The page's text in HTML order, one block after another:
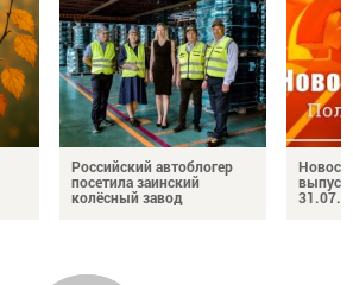
Российский автоблогер
посетила заинский
колёсный завод